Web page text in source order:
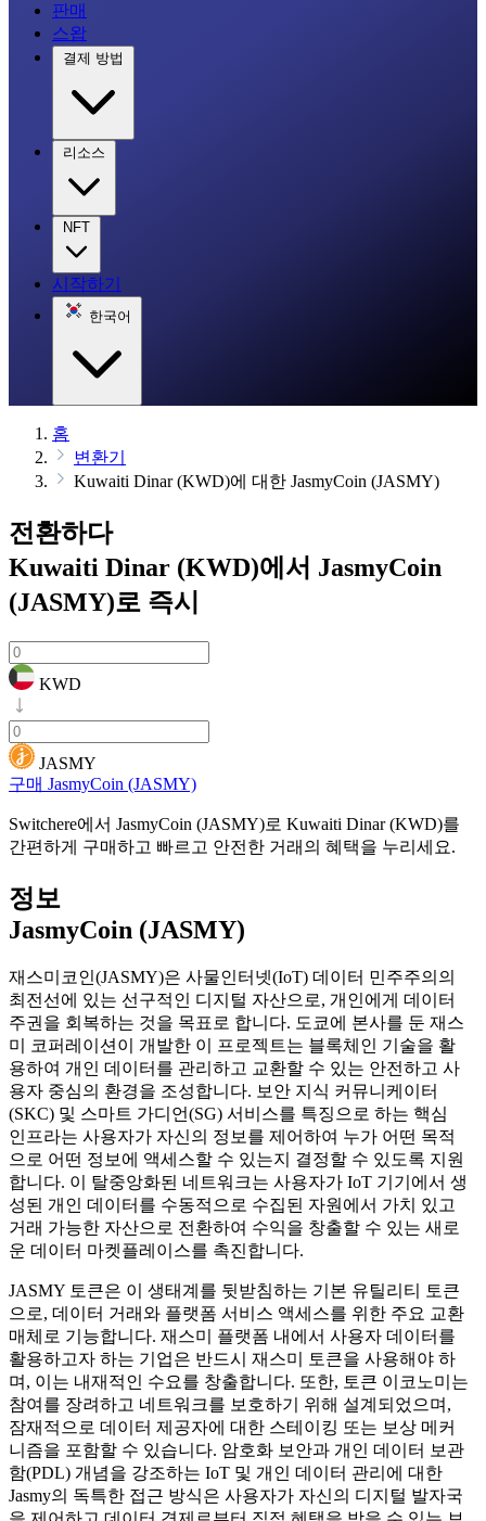
판매
스왑
결제 방법
리소스
NFT
시작하기
한국어
홈
변환기
Kuwaiti Dinar (KWD)에 대한 JasmyCoin (JASMY)
전환하다
Kuwaiti Dinar (KWD)에서 JasmyCoin
(JASMY)로 즉시
KWD
JASMY
구매 JasmyCoin (JASMY)
Switchere에서 JasmyCoin (JASMY)로 Kuwaiti Dinar (KWD)를
간편하게 구매하고 빠르고 안전한 거래의 혜택을 누리세요.
정보
JasmyCoin (JASMY)
재스미코인(JASMY)은 사물인터넷(IoT) 데이터 민주주의의
최전선에 있는 선구적인 디지털 자산으로, 개인에게 데이터
주권을 회복하는 것을 목표로 합니다. 도쿄에 본사를 둔 재스
미 코퍼레이션이 개발한 이 프로젝트는 블록체인 기술을 활
용하여 개인 데이터를 관리하고 교환할 수 있는 안전하고 사
용자 중심의 환경을 조성합니다. 보안 지식 커뮤니케이터
(SKC) 및 스마트 가디언(SG) 서비스를 특징으로 하는 핵심
인프라는 사용자가 자신의 정보를 제어하여 누가 어떤 목적
으로 어떤 정보에 액세스할 수 있는지 결정할 수 있도록 지원
합니다. 이 탈중앙화된 네트워크는 사용자가 IoT 기기에서 생
성된 개인 데이터를 수동적으로 수집된 자원에서 가치 있고
거래 가능한 자산으로 전환하여 수익을 창출할 수 있는 새로
운 데이터 마켓플레이스를 촉진합니다.
JASMY 토큰은 이 생태계를 뒷받침하는 기본 유틸리티 토큰
으로, 데이터 거래와 플랫폼 서비스 액세스를 위한 주요 교환
매체로 기능합니다. 재스미 플랫폼 내에서 사용자 데이터를
활용하고자 하는 기업은 반드시 재스미 토큰을 사용해야 하
며, 이는 내재적인 수요를 창출합니다. 또한, 토큰 이코노미는
참여를 장려하고 네트워크를 보호하기 위해 설계되었으며,
잠재적으로 데이터 제공자에 대한 스테이킹 또는 보상 메커
니즘을 포함할 수 있습니다. 암호화 보안과 개인 데이터 보관
함(PDL) 개념을 강조하는 IoT 및 개인 데이터 관리에 대한
Jasmy의 독특한 접근 방식은 사용자가 자신의 디지털 발자국